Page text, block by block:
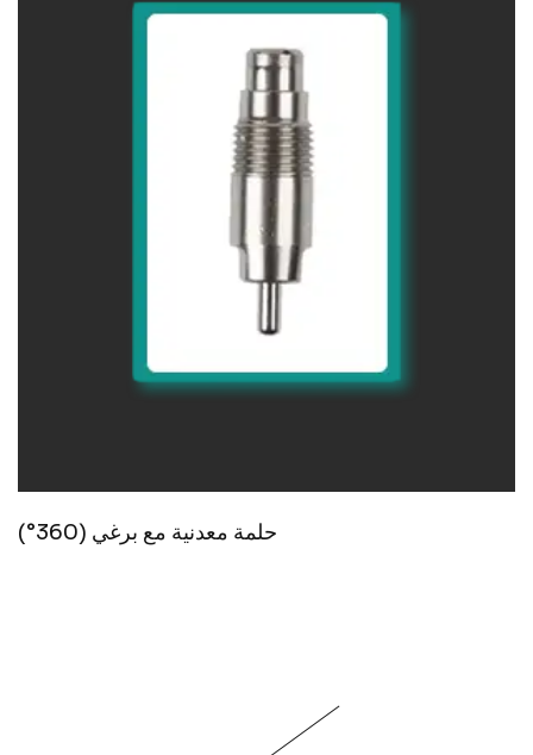
حلمة معدنية مع برغي (360°)